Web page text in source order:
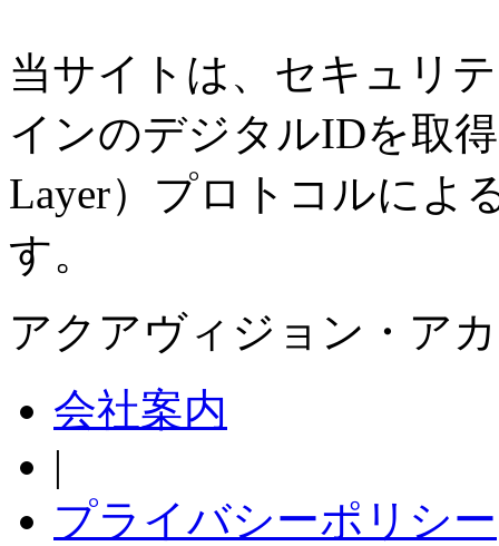
当サイトは、セキュリ
インのデジタルIDを取得
Layer）プロトコルによ
す。
アクアヴィジョン・ア
会社案内
|
プライバシーポリシー